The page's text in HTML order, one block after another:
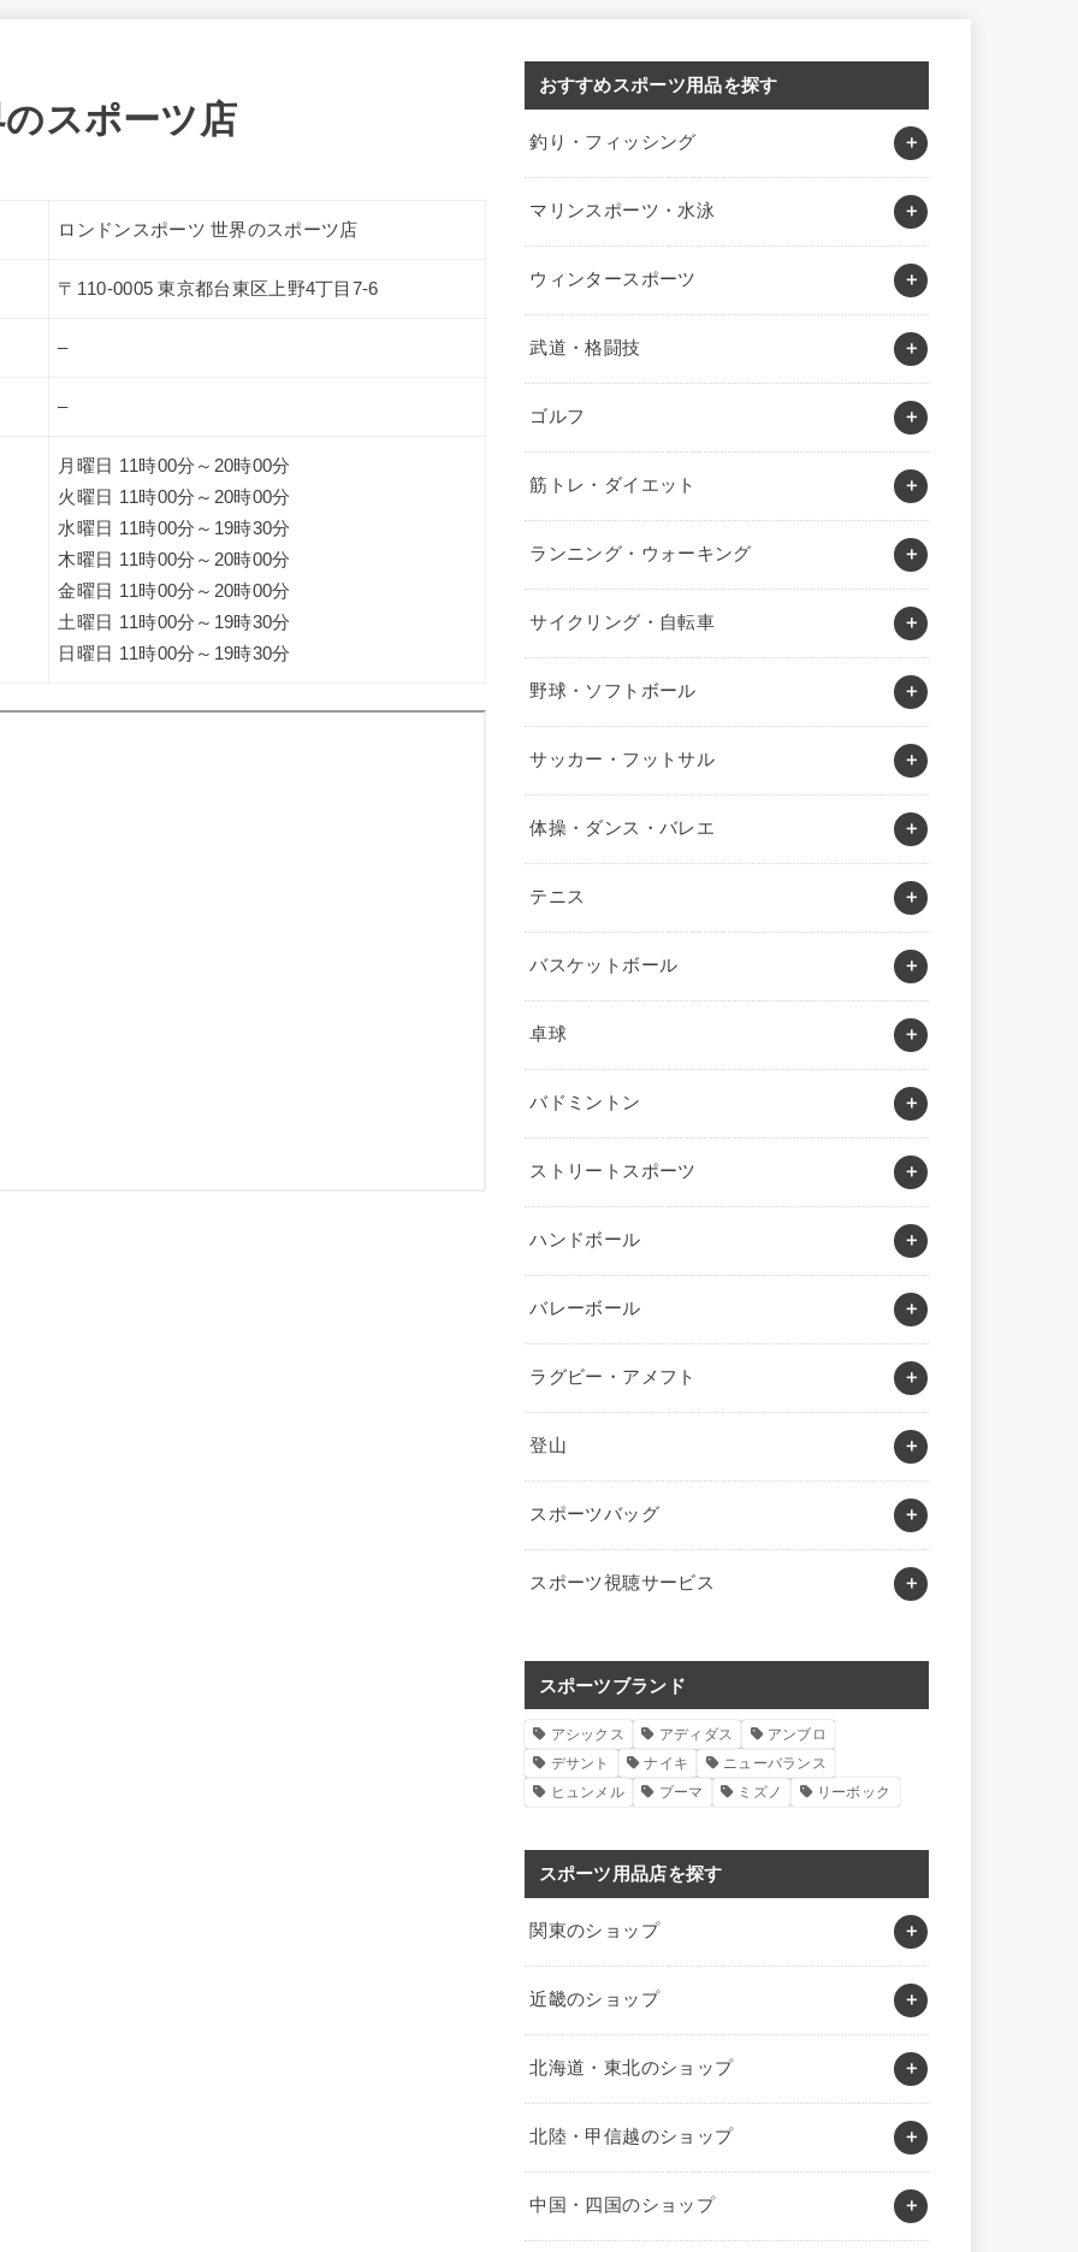
スポーツ店
ロンドンスポーツ 世界のスポーツ店
〒110-0005 東京都台東区上野4丁目7-6
–
–
月曜日 11時00分～20時00分
火曜日 11時00分～20時00分
水曜日 11時00分～19時30分
木曜日 11時00分～20時00分
金曜日 11時00分～20時00分
土曜日 11時00分～19時30分
日曜日 11時00分～19時30分
おすすめスポーツ用品を探す
釣り・フィッシング
マリンスポーツ・水泳
ウィンタースポーツ
武道・格闘技
ゴルフ
筋トレ・ダイエット
ランニング・ウォーキング
サイクリング・自転車
野球・ソフトボール
サッカー・フットサル
体操・ダンス・バレエ
テニス
バスケットボール
卓球
バドミントン
ストリートスポーツ
ハンドボール
バレーボール
ラグビー・アメフト
登山
スポーツバッグ
スポーツ視聴サービス
スポーツブランド
アシックス アディダス
アンブロ
デサント
ナイキ
ニューバランス
ヒュンメル
プーマ ミズノ リーボック
スポーツ用品店を探す
関東のショップ
近畿のショップ
北海道・東北のショップ
北陸・甲信越のショップ
中国・四国のショップ